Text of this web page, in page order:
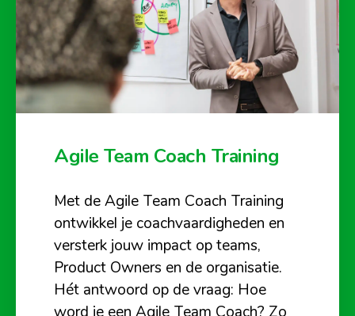
Agile Team Coach Training
Met de Agile Team Coach Training
ontwikkel je coachvaardigheden en
versterk jouw impact op teams,
Product Owners en de organisatie.
Hét antwoord op de vraag: Hoe
word je een Agile Team Coach? Zo